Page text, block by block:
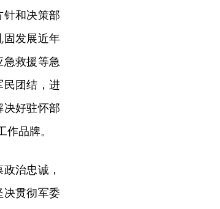
针和决策部
固发展近年
救援等急
民团结，进
决好驻怀部
品牌。
治忠诚，
决贯彻军委